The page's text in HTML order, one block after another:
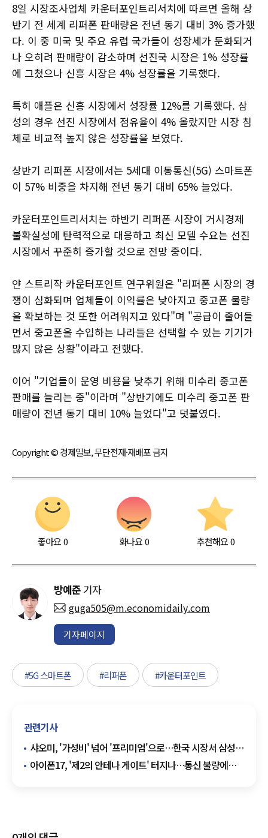
8일 시장조사업체 카운터포인트리서치에 따르면 올해 상
반기 전 세계 리퍼폰 판매량은 전년 동기 대비 3% 증가했
다. 이 중 미국 및 주요 유럽 국가들이 성장세가 둔화되거
나 오히려 판매량이 감소하며 선진국 시장은 1% 성장률
에 그쳤으나 신흥 시장은 4% 성장률을 기록했다.
특히 애플은 신흥 시장에서 성장률 12%를 기록했다. 삼
성의 경우 선진 시장에서 점유율이 4% 올랐지만 시장 침
체로 비교적 높지 않은 성장률을 보였다.
상반기 리퍼폰 시장에서는 5세대 이동통신(5G) 스마트폰
이 57% 비중을 차지해 전년 동기 대비 65% 늘었다.
카운터포인트리서치는 하반기 리퍼폰 시장이 거시경제
불확실성에 탄력적으로 대응하고 최신 모델 수요는 선진
시장에서 꾸준히 증가할 것으로 전망 중이다.
얀 스트리작 카운터포인트 연구위원은 "리퍼폰 시장의 경
쟁이 심화되며 업체들이 이익률은 낮아지고 중고폰 물량
을 확보하는 것 또한 어려워지고 있다"며 "공급이 줄어들
면서 중고폰을 수입하는 나라들은 선택할 수 있는 기기가
많지 않은 상황"이라고 전했다.
이어 "기업들이 운영 비용을 낮추기 위해 미수리 중고폰
판매를 늘리는 중"이라며 "상반기에도 미수리 중고폰 판
매량이 전년 동기 대비 10% 늘었다"고 덧붙였다.
Copyright © 경제일보, 무단전재·재배포 금지
좋아요0 화나요0 추천해요 0
방예준 기자
guga505@m.economidaily.com
기자페이지
#5G 스마트폰 #리퍼폰 #카운터포인트
관련기사
샤오미, '가성비' 넘어 '프리미엄'으로…한국 시장서 삼성·
애플에 도전장
아이폰17, '제2의 안테나 게이트' 터지나…통신 불량에